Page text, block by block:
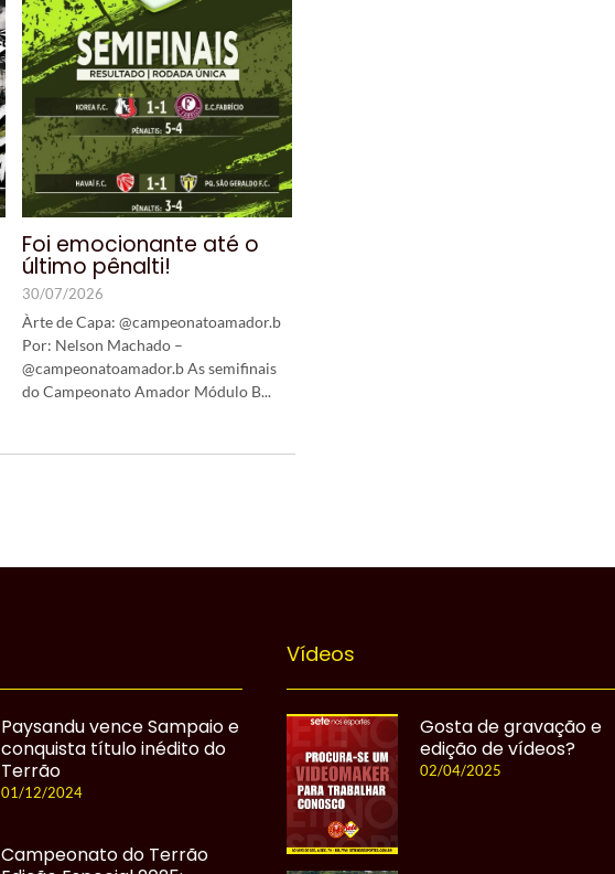
Foi emocionante até o
último pênalti!
30/07/2026
Àrte de Capa: @campeonatoamador.b
Por: Nelson Machado –
@campeonatoamador.b As semifinais
do Campeonato Amador Módulo B...
Paysandu vence Sampaio e
conquista título inédito do
Terrão
01/12/2024
Campeonato do Terrão
Vídeos
Gosta de gravação e
edição de vídeos?
02/04/2025